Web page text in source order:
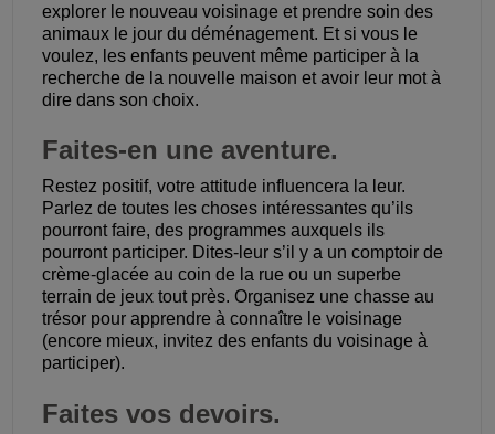
explorer le nouveau voisinage et prendre soin des
animaux le jour du déménagement. Et si vous le
voulez, les enfants peuvent même participer à la
recherche de la nouvelle maison et avoir leur mot à
dire dans son choix.
Faites-en une aventure.
Restez positif, votre attitude influencera la leur.
Parlez de toutes les choses intéressantes qu’ils
pourront faire, des programmes auxquels ils
pourront participer. Dites-leur s’il y a un comptoir de
crème-glacée au coin de la rue ou un superbe
terrain de jeux tout près. Organisez une chasse au
trésor pour apprendre à connaître le voisinage
(encore mieux, invitez des enfants du voisinage à
participer).
Faites vos devoirs.